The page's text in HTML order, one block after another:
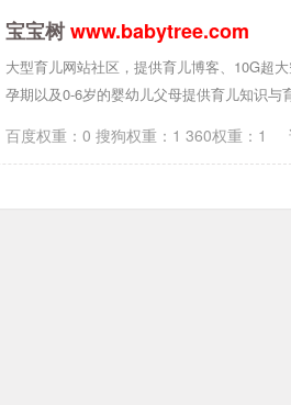
宝宝树www.babytree.com
大型育儿网站社区，提供育儿博客、10G超
孕期以及0-6岁的婴幼儿父母提供育儿知识与
百度权重：0 搜狗权重：1 360权重：1